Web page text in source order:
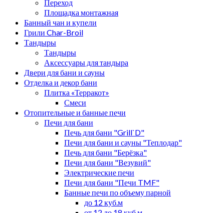
Переход
Площадка монтажная
Банный чан и купели
Грили Char-Broil
Тандыры
Тандыры
Аксессуары для тандыра
Двери для бани и сауны
Отделка и декор бани
Плитка «Терракот»
Смеси
Отопительные и банные печи
Печи для бани
Печь для бани "Grill`D"
Печи для бани и сауны "Теплодар"
Печь для бани "Берёзка"
Печи для бани "Везувий"
Электрические печи
Печи для бани "Печи TMF"
Банные печи по объему парной
до 12 куб.м